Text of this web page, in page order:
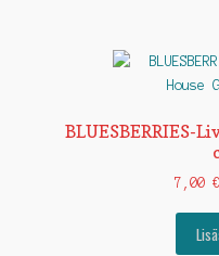
BLUESBERRIES-
7,00 €